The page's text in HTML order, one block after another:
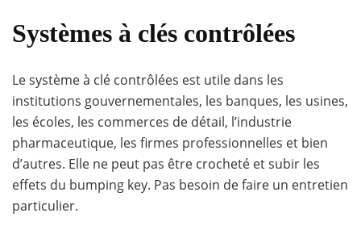
Systèmes à clés contrôlées
Le système à clé contrôlées est utile dans les
institutions gouvernementales, les banques, les usines,
les écoles, les commerces de détail, l’industrie
pharmaceutique, les firmes professionnelles et bien
d’autres. Elle ne peut pas être crocheté et subir les
effets du bumping key. Pas besoin de faire un entretien
particulier.